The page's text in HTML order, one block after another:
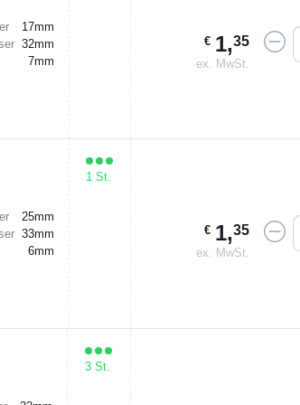
17mm
32mm
7mm
€ 1,35
ex. MwSt.
25mm
33mm
6mm
1 St.
€ 1,35
ex. MwSt.
3 St.